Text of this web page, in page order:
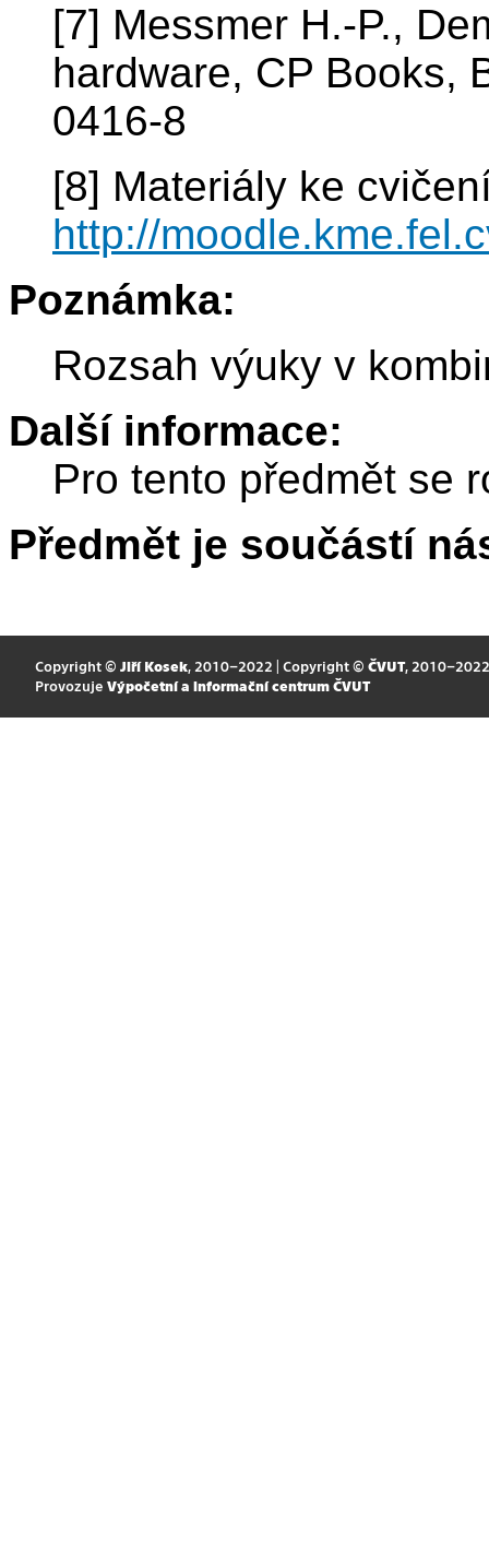
[7] Messmer H.-P.,
hardware, CP Books,
0416-8
[8] Materiály ke
http://
Poznámka:
Rozsah výuky v
Další informace:
Pro tento předmět se
Předmět je součástí
Copyright © Jiří Kosek, 2010–2022 | Copyright © ČVUT, 2010–2022
Provozuje Výpočetní a informační centrum ČVUT